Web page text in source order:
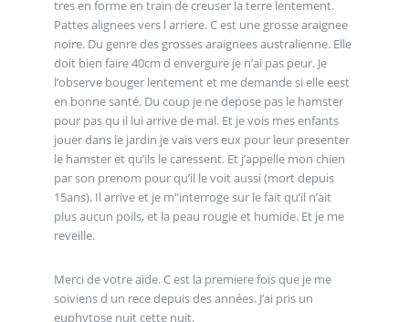
tres en forme en train de creuser la terre lentement.
Pattes alignees vers l arriere. C est une grosse araignee
noire. Du genre des grosses araignees australienne. Elle
doit bien faire 40cm d envergure je n’ai pas peur. Je
l’observe bouger lentement et me demande si elle eest
en bonne santé. Du coup je ne depose pas le hamster
pour pas qu il lui arrive de mal. Et je vois mes enfants
jouer dans le jardin je vais vers eux pour leur presenter
le hamster et qu’ils le caressent. Et j’appelle mon chien
par son prenom pour qu’il le voit aussi (mort depuis
15ans). Il arrive et je m"interroge sur le fait qu’il n’ait
plus aucun poils, et la peau rougie et humide. Et je me
reveille.
Merci de votre aide. C est la premiere fois que je me
soiviens d un rece depuis des années. J’ai pris un
euphytose nuit cette nuit.